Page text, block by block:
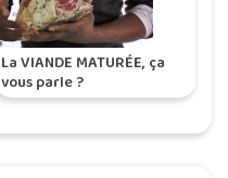
La VIANDE MATURÉE, ça
vous parle ?